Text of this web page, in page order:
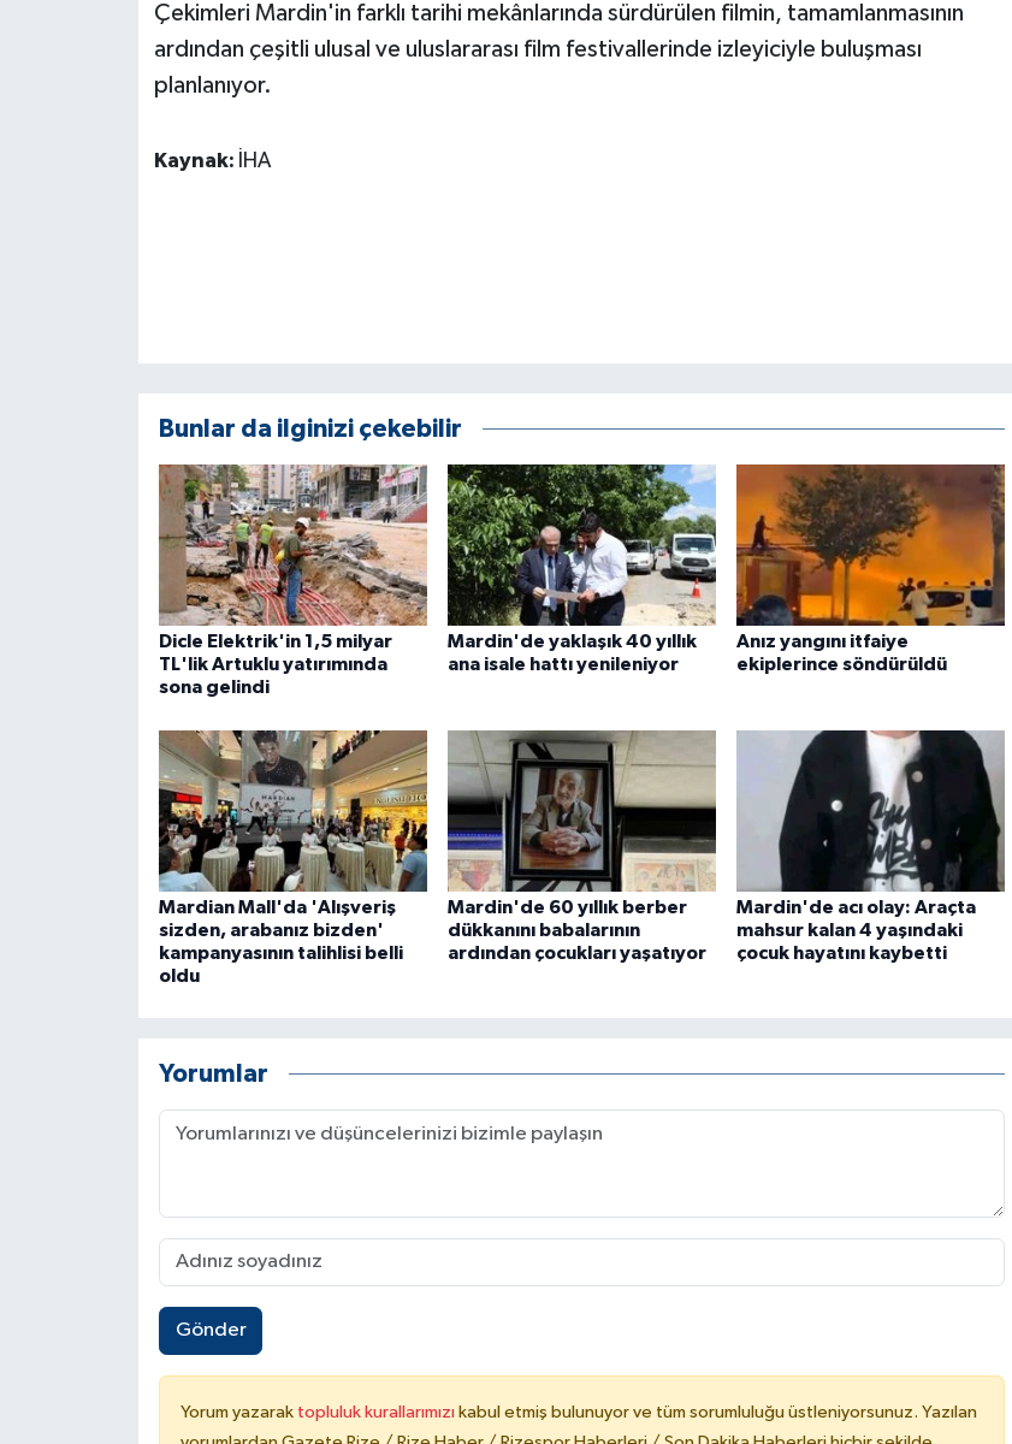
Çekimleri Mardin'in farklı tarihi mekânlarında sürdürülen filmin, tamamlanmasının
ardından çeşitli ulusal ve uluslararası film festivallerinde izleyiciyle buluşması
planlanıyor.
Kaynak: İHA
Bunlar da ilginizi çekebilir
Dicle Elektrik'in 1,5 milyar
TL'lik Artuklu yatırımında
sona gelindi
Mardin'de yaklaşık 40 yıllık
ana isale hattı yenileniyor
Anız yangını itfaiye
ekiplerince söndürüldü
Mardian Mall'da 'Alışveriş
sizden, arabanız bizden'
kampanyasının talihlisi belli
oldu
Mardin'de 60 yıllık berber
dükkanını babalarının
ardından çocukları yaşatıyor
Mardin'de acı olay: Araçta
mahsur kalan 4 yaşındaki
çocuk hayatını kaybetti
Yorumlar
Gönder
Yorum yazarak topluluk kurallarımızı kabul etmiş bulunuyor ve tüm sorumluluğu üstleniyorsunuz. Yazılan
MAGAZİN
Otomobil
SPOR HABERLERİ
TEKNOLOJİ
ÜLKE GÜNDEMİ
Yerel Haberler